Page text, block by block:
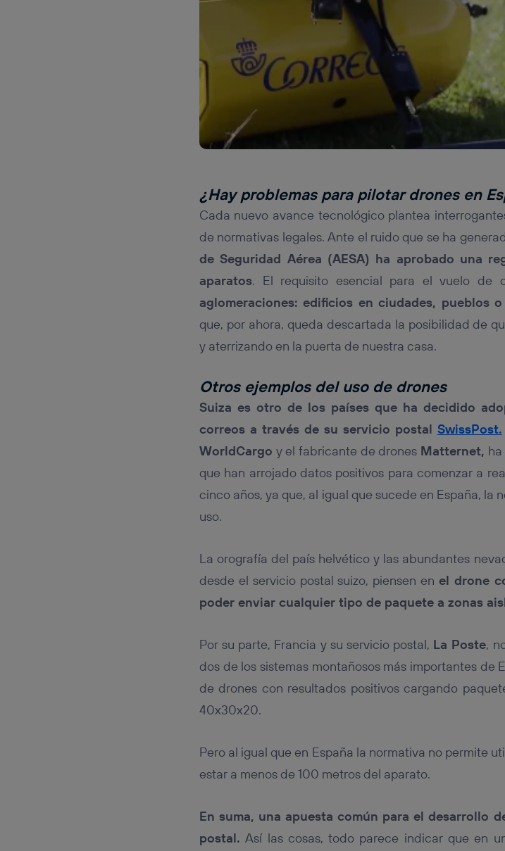
¿Hay problemas para pilotar drones en
Cada nuevo avance tecnológico plantea
de normativas legales. Ante el ruido que se ha
de Seguridad Aérea (AESA) ha aprobado una
aparatos. El requisito esencial para el vuelo de
aglomeraciones: edificios en ciudades, pueblos
que, por ahora, queda descartada la posibilidad de
y aterrizando en la puerta de nuestra casa.
Otros ejemplos del uso de drones
Suiza es otro de los países que ha decidido
correos a través de su servicio postal SwissPost.
WorldCargo y el fabricante de drones Matternet,
que han arrojado datos positivos para comenzar a
cinco años, ya que, al igual que sucede en España, la
uso.
La orografía del país helvético y las abundantes
desde el servicio postal suizo, piensen enel drone
poder enviar cualquier tipo de paquete a zonas
Por su parte, Francia y su servicio postal, La Poste,
dos de los sistemas montañosos más importantes de
de drones con resultados positivos cargando
40x30x20.
Pero al igual que en España la normativa no permite
estar a menos de 100 metros del aparato.
En suma, una apuesta común para el desarrollo
postal. Así las cosas, todo parece indicar que en